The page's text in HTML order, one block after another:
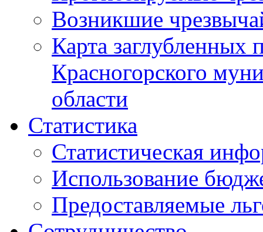
Возникшие
Карта
Красногорского
области
Статистика
Статистическая
Использование
Предоставляемые